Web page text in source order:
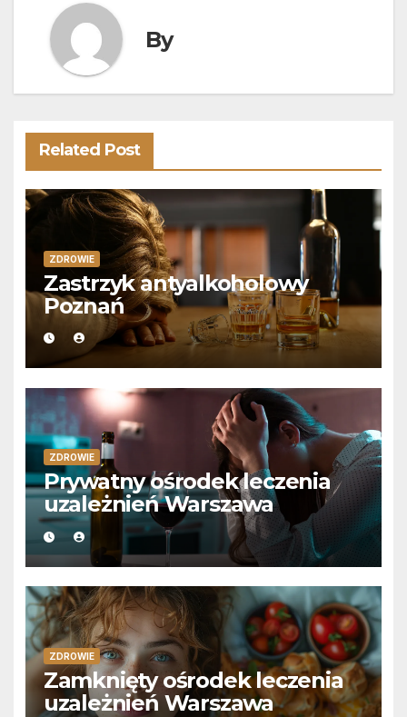
By
Related Post
ZDROWIE
Zastrzyk antyalkoholowy
Poznań
ZDROWIE
Prywatny ośrodek leczenia
uzależnień Warszawa
ZDROWIE
Zamknięty ośrodek leczenia
uzależnień Warszawa